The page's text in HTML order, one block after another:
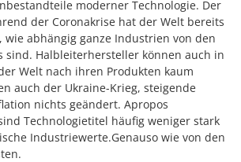
moderner Technologie. Der
der Coronakrise hat der Welt bereits
wie abhängig ganze Industrien von den
sind. Halbleiterhersteller können auch in
Welt nach ihren Produkten kaum
auch der Ukraine-Krieg, steigende
nichts geändert. Apropos
Technologietitel häufig weniger stark
Industriewerte.Genauso wie von den